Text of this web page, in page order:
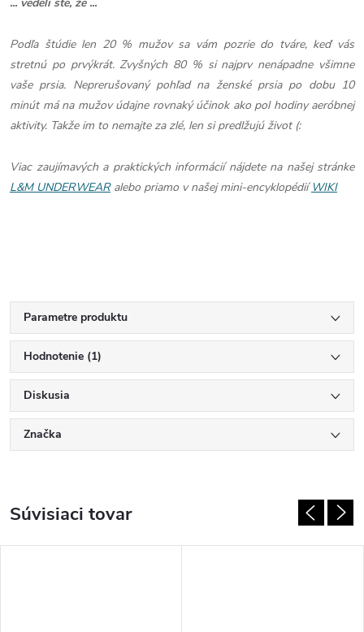
Podľa štúdie len 20 % mužov sa vám pozrie do tváre, keď vás
stretnú po prvýkrát. Zvyšných 80 % si najprv nenápadne všimne
vaše prsia. Neprerušovaný pohľad na ženské prsia po dobu 10
minút má na mužov údajne rovnaký účinok ako pol hodiny aeróbnej
aktivity. Takže im to nemajte za zlé, len si predlžujú život (:
Viac zaujímavých a praktických informácií nájdete na našej stránke
L&M UNDERWEARalebo priamo v našej mini-encyklopédiíWIKI
Parametre produktu
Hodnotenie (1)
Diskusia
Značka
Súvisiaci tovar